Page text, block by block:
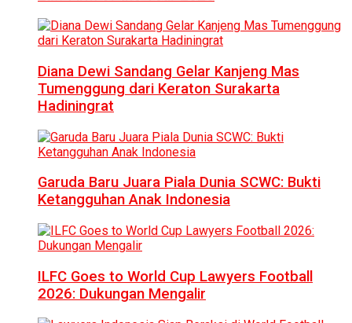
Diana Dewi Sandang Gelar Kanjeng Mas
Tumenggung dari Keraton Surakarta
Hadiningrat
Garuda Baru Juara Piala Dunia SCWC: Bukti
Ketangguhan Anak Indonesia
ILFC Goes to World Cup Lawyers Football
2026: Dukungan Mengalir